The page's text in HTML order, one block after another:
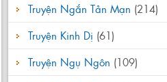
Truyện Ngắn Tản Mạn (214)
Truyện Kinh Dị (61)
Truyện Ngụ Ngôn (109)